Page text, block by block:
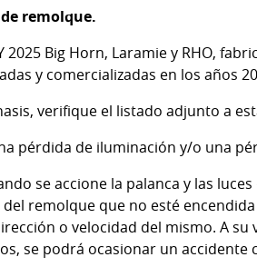
remolque.
Big Horn, Laramie y RHO,
y comercializadas en los años
verifique el listado adjunto a
pérdida de iluminación y/o una
se accione la palanca y las
remolque que no esté
o velocidad del mismo. A su
se podrá ocasionar un accidente